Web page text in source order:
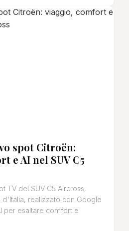
spot Citroën:
e AI nel SUV C5
TV del SUV C5 Aircross,
realizzato con Google
per esaltare comfort e